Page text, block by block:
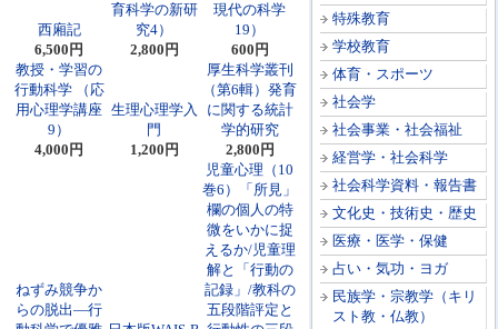
特殊教育
学校教育
体育・スポーツ
社会学
社会事業・社会福祉
経営学・社会科学
社会科学資料・報告書
文化史・技術史・歴史
医療・医学・保健
占い・気功・ヨガ
民族学・宗教学（キリ
スト教・仏教）
西廂記
6,500円
育科学の新研
究4）
2,800円
現代の科学
19）
600円
教授・学習の
行動科学 （応
用心理学講座
9）
4,000円
生理心理学入
門
1,200円
厚生科学叢刊
（第6輯）発育
に関する統計
学的研究
2,800円
ねずみ競争か
らの脱出―行
児童心理（10
巻6）「所見」
欄の個人の特
微をいかに捉
えるか/児童理
解と「行動の
記録」/教科の
五段階評定と